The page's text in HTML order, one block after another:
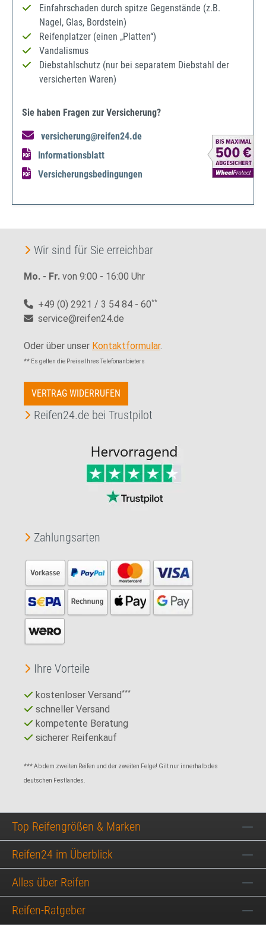
Einfahrschaden durch spitze Gegenstände (z.B.
Nagel, Glas, Bordstein)
Reifenplatzer (einen „Platten“)
Vandalismus
Diebstahlschutz (nur bei separatem Diebstahl der
versicherten Waren)
Sie haben Fragen zur Versicherung?
versicherung@reifen24.de
Informationsblatt
Versicherungsbedingungen
Wir sind für Sie erreichbar
Mo. - Fr. von 9:00 - 16:00 Uhr
+49 (0) 2921 / 3 54 84 - 60**
service@reifen24.de
Oder über unser Kontaktformular.
** Es gelten die Preise Ihres Telefonanbieters
VERTRAG WIDERRUFEN
Reifen24.de bei Trustpilot
Zahlungsarten
Ihre Vorteile
kostenloser Versand***
schneller Versand
kompetente Beratung
sicherer Reifenkauf
*** Ab dem zweiten Reifen und der zweiten Felge! Gilt nur innerhalb des
deutschen Festlandes.
Top Reifengrößen & Marken
Reifen24 im Überblick
Alles über Reifen
Reifen-Ratgeber